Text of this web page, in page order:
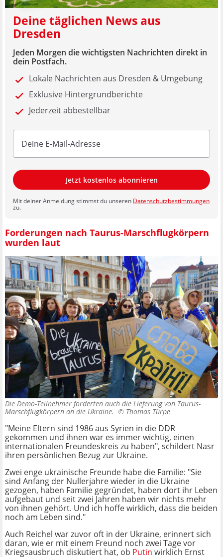
Deine täglichen News aus
Dresden
Jeden Morgen die wichtigsten Nachrichten direkt in
dein Postfach.
Lokale Nachrichten aus Dresden & Umgebung
Exklusive Hintergrundberichte
Jederzeit abbestellbar
Jetzt kostenlos abonnieren
Mit deiner Anmeldung stimmst du unseren Datenschutzbestimmungen
zu.
Forderungen nach Taurus-Marschflugkörpern
wurden laut
Die Demo-Teilnehmer forderten auch die Lieferung von Taurus-
Marschflugkörpern an die Ukraine. © Thomas Türpe
"Meine Eltern sind 1986 aus Syrien in die DDR
gekommen und ihnen war es immer wichtig, einen
internationalen Freundeskreis zu haben", schildert Nasr
ihren persönlichen Bezug zur Ukraine.
Zwei enge ukrainische Freunde habe die Familie: "Sie
sind Anfang der Nullerjahre wieder in die Ukraine
gezogen, haben Familie gegründet, haben dort ihr Leben
aufgebaut und seit zwei Jahren haben wir nichts mehr
von ihnen gehört. Und ich hoffe wirklich, dass die beiden
noch am Leben sind."
Auch Reichel war zuvor oft in der Ukraine, erinnert sich
daran, wie er mit einem Freund noch zwei Tage vor
Kriegsausbruch diskutiert hat, ob Putin wirklich Ernst